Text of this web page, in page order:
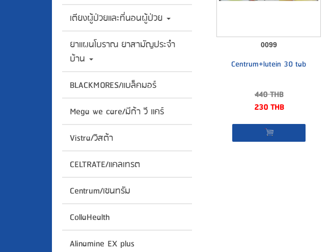
เตียงผู้ป่วยและที่นอนผู้ป่วย
ยาแผนโบราณ ยาสามัญประจำ
บ้าน
BLACKMORES/แบล็คมอร์
Mega we care/มีก้า วี แคร์
Vistra/วิสต้า
CELTRATE/แคลเทรต
Centrum/เซนทรัม
CollaHealth
Alinamine EX plus
0099
Centrum+lutein 30 tab
440THB
230THB